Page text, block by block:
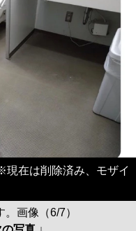
在は削除済み、モザイ
画像（6/7）